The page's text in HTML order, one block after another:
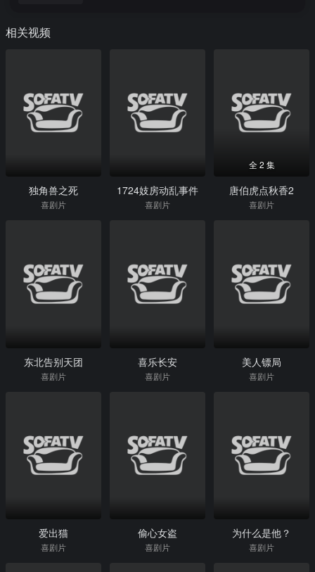
相关视频
独角兽之死
喜剧片
1724妓房动乱事件
喜剧片
全 2 集
唐伯虎点秋香2
喜剧片
东北告别天团
喜剧片
喜乐长安
喜剧片
美人镖局
喜剧片
爱出猫
喜剧片
偷心女盗
喜剧片
为什么是他？
喜剧片